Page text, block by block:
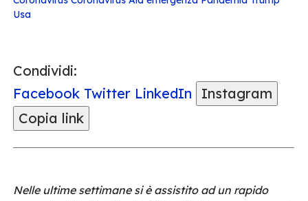
Usa
Condividi:
Facebook Twitter LinkedIn
Instagram
Copia link
Nelle ultime settimane si è assistito ad un rapido